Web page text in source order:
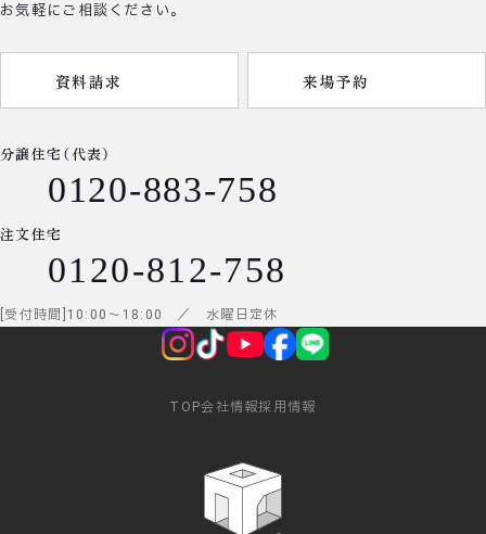
お気軽にご相談ください。
資料請求 来場予約
分譲住宅（代表）
0120-883-758
注文住宅
0120-812-758
受付時間 10:00 ～ 18:00 ／ 水曜日定休
TOP会社情報採用情報